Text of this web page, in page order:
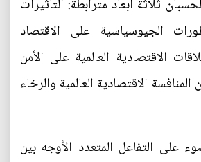
ثلاثة أبعاد مترابطة: التأثيرات
الجيوسياسية على الاقتصاد
الاقتصادية العالمية على الأمن
المنافسة الاقتصادية العالمية والرخاء
على التفاعل المتعدد الأوجه بين